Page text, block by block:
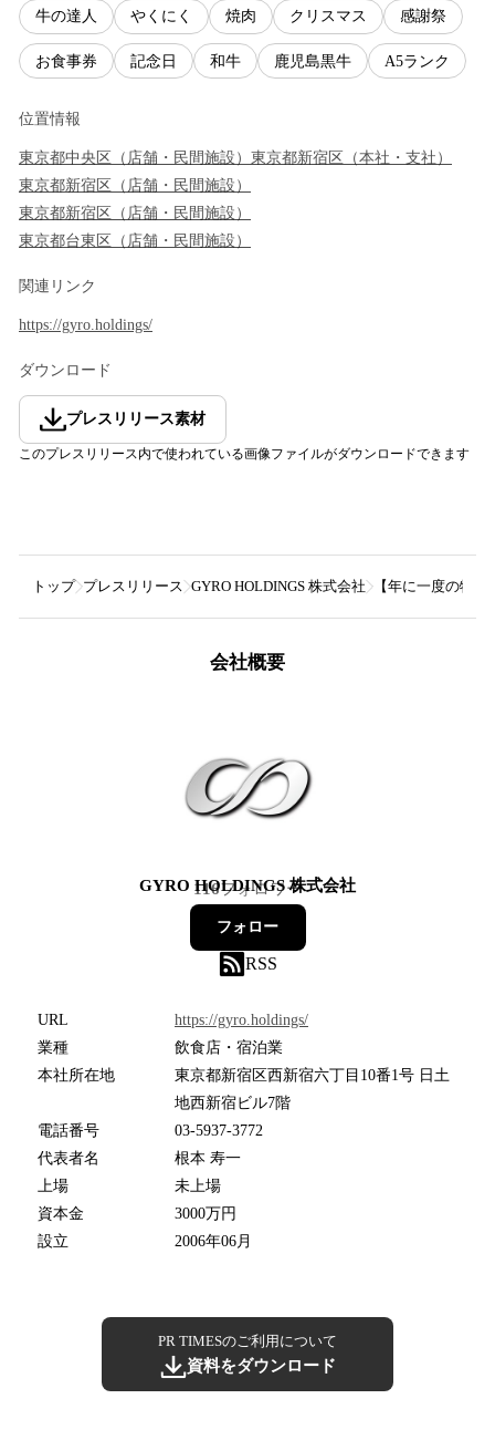
牛の達人 やくにく 焼肉 クリスマス 感謝祭
お食事券 記念日 和牛 鹿児島黒牛 A5ランク
位置情報
東京都中央区 （ 店舗・民間施設 ） 東京都新宿区 （本社・支社 ）
東京都新宿区 （ 店舗・民間施設 ）
東京都新宿区 （ 店舗・民間施設 ）
東京都台東区 （ 店舗・民間施設 ）
関連リンク
https://gyro.holdings/
ダウンロード
プレスリリース素材
このプレスリリース内で使われている画像ファイルがダウンロードできます
トップ プレスリリース GYRO HOLDINGS 株式会社 【年に⼀度の特
会社概要
GYRO HOLDINGS 株式会社
116フォロワー
フォロー
RSS
URL
https://gyro.holdings/
業種
飲食店・宿泊業
本社所在地
東京都新宿区西新宿六丁目10番1号 日土
地西新宿ビル7階
電話番号
03-5937-3772
代表者名
根本 寿一
上場
未上場
資本金
3000万円
設立
2006年06月
PR TIMESのご利用について
資料をダウンロード